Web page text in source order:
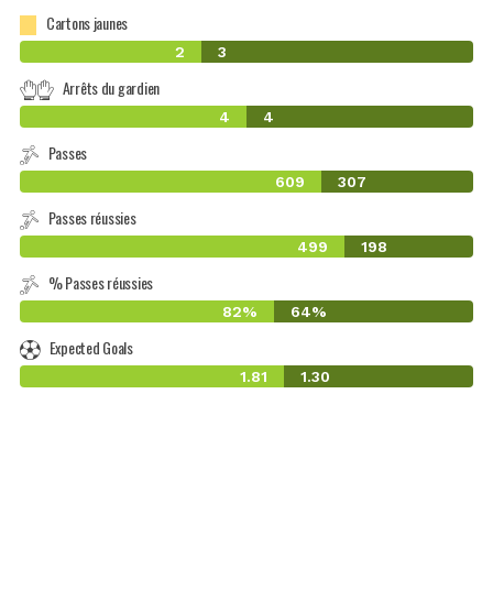
Cartons jaunes
2 3
Arrêts du gardien
4 4
Passes
609 307
Passes réussies
499 198
% Passes réussies
82% 64%
Expected Goals
1.81 1.30